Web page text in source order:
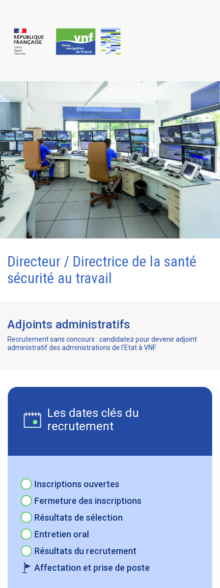
Directeur / Directrice de la santé
sécurité au travail
Adjoints administratifs
Recrutement sans concours : candidatez pour devenir adjoint
administratif des administrations de l'Etat à VNF.
Les dates clés du
recrutement
Étape à venir
Inscriptions ouvertes
Étape à venir
Fermeture des inscriptions
Étape à venir
Résultats de sélection
Étape à venir
Entretien oral
Étape à venir
Résultats du recrutement
Étape finale
Affectation et prise de poste